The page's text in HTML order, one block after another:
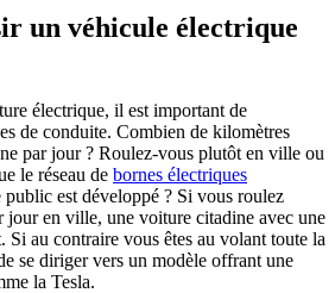
un véhicule électrique
électrique, il est important de
de conduite. Combien de kilomètres
par jour ? Roulez-vous plutôt en ville ou
le réseau de bornes électriques
public est développé ? Si vous roulez
jour en ville, une voiture citadine avec une
Si au contraire vous êtes au volant toute la
se diriger vers un modèle offrant une
la Tesla.